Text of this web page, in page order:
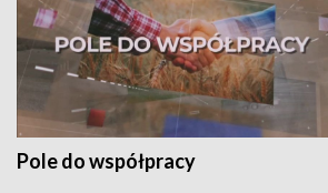
Pole do współpracy